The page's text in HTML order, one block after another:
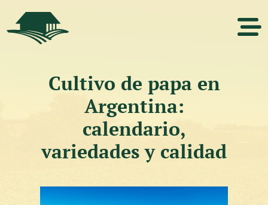
Cultivo de papa en
Argentina:
calendario,
variedades y calidad